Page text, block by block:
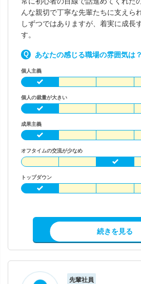
んな親切で丁寧な先輩たちに支えら
しずつではありますが、着実に成長
す。
あなたの感じる職場の雰囲気は？
個人主義
個人の裁量が大きい
成果主義
オフタイムの交流が少なめ
トップダウン
求人情報を見る
続きを見る
先輩社員